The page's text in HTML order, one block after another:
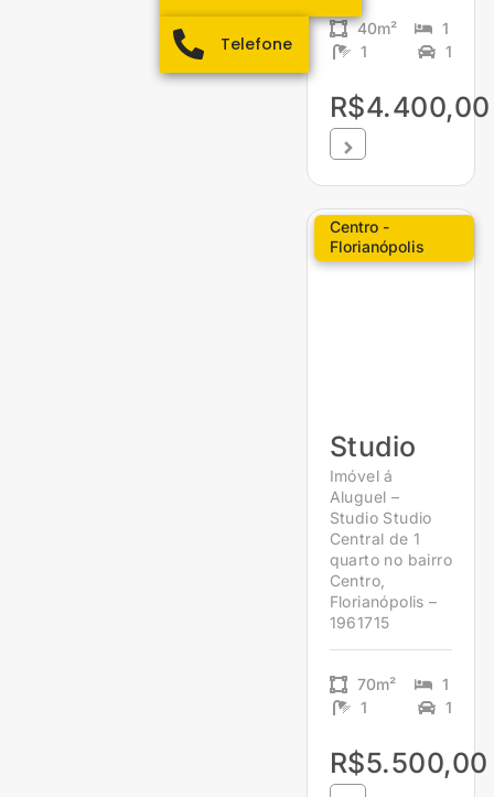
40m²
1
1
1
R$4.400,00
Centro -
Florianópolis
Studio
Imóvel á
Aluguel –
Studio Studio
Central de 1
quarto no bairro
Centro,
Florianópolis –
1961715
70m²
1
1
1
R$5.500,00
Telefone